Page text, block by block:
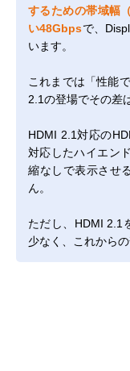
するための帯域幅
い48Gbpsで、
います。
これまでは「性能
2.1の登場でその差
HDMI 2.1対応の
対応したハイエン
縮なしで表示させ
ん。
ただし、HDMI 2.1
少なく、これから